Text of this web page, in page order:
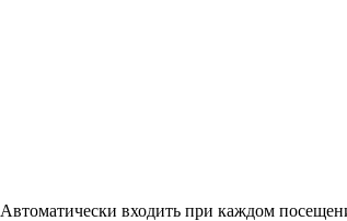
Автоматически входить при каждом